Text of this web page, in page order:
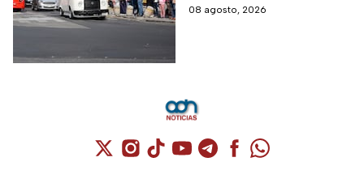
en la CDMX; estos son los
08 agosto, 2026
Cuenta de X / Twitter (se abre en una
Cuenta de Instagram (se abre en una
Cuenta de TikTok (se abre en
Cuenta de YouTube (se abre
Cuenta de Telegram (se
Cuenta de
Cuenta de